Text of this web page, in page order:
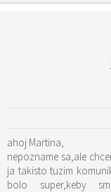
ahoj Martina,
nepozname sa,ale
ja takisto tuzim
bolo super,keby